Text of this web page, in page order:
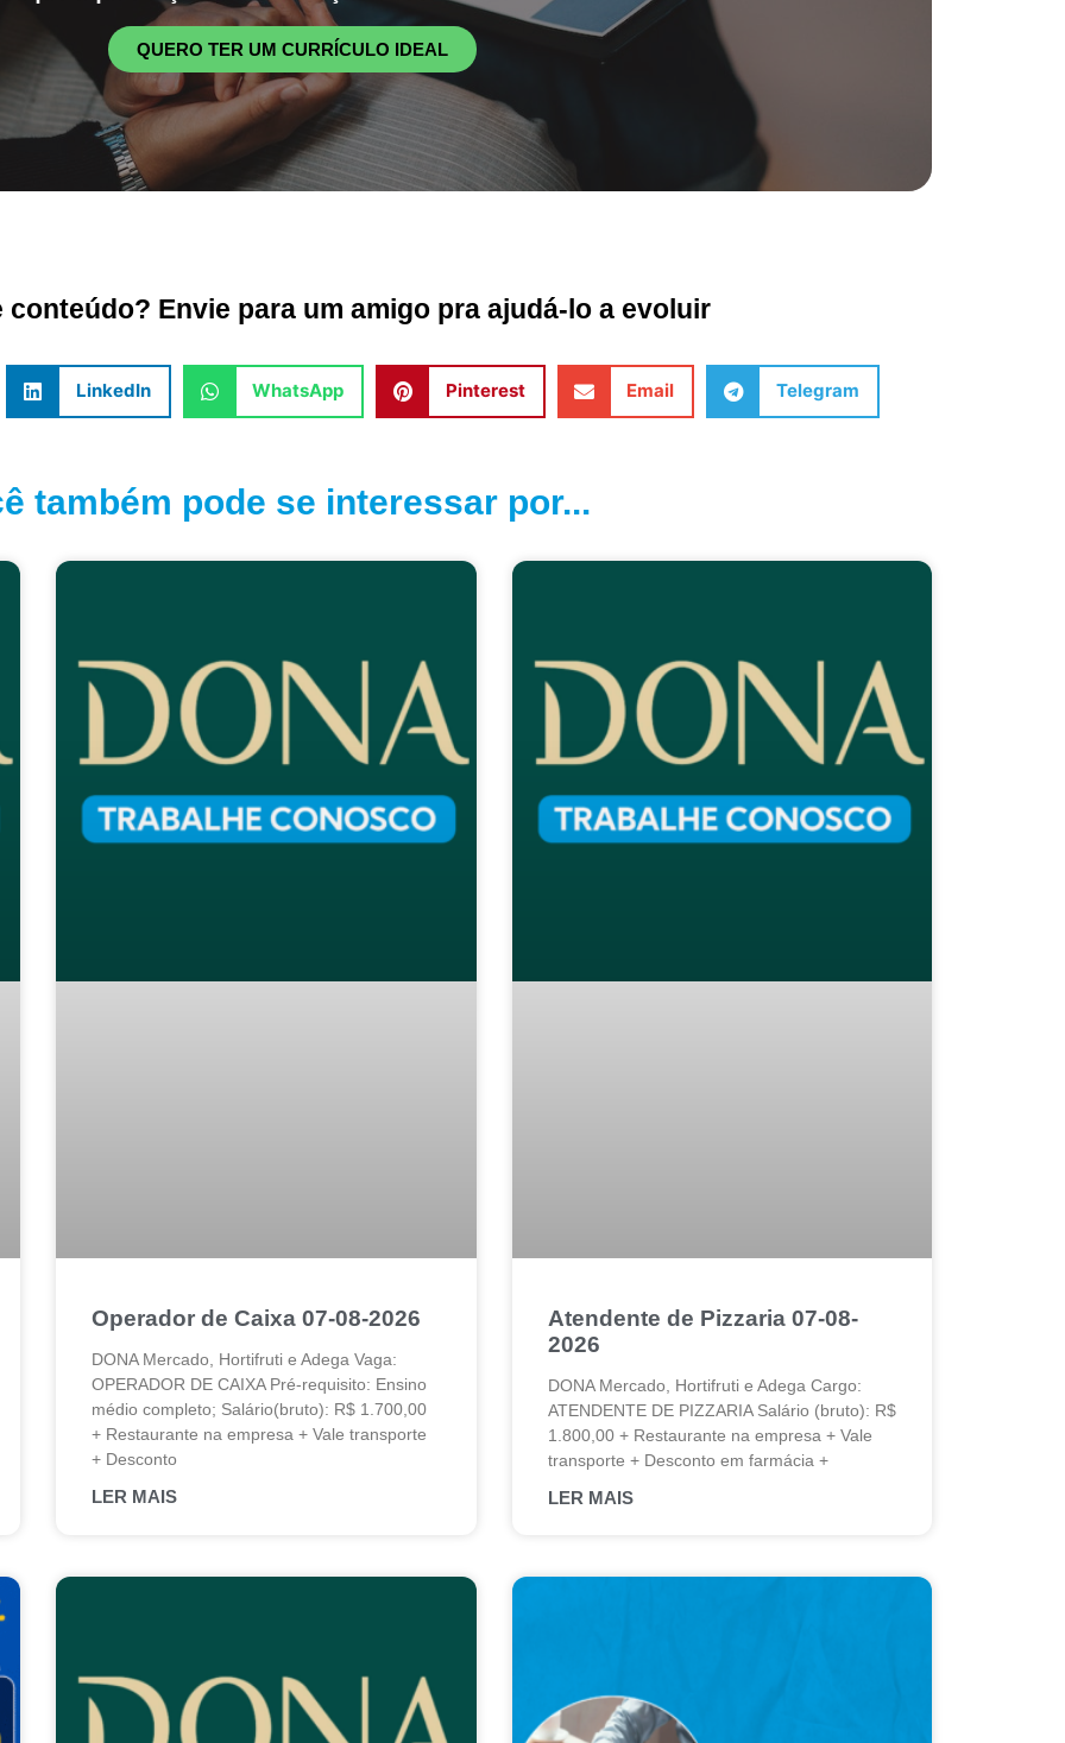
QUERO TER UM CURRÍCULO IDEAL
conteúdo? Envie para um amigo pra ajudá-lo a evoluir
LinkedIn WhatsApp Pinterest Email Telegram
também pode se interessar por...
Operador de Caixa 07-08-2026
DONA Mercado, Hortifruti e Adega Vaga:
OPERADOR DE CAIXA Pré-requisito: Ensino
médio completo; Salário(bruto): R$ 1.700,00
+ Restaurante na empresa + Vale transporte
+ Desconto
LER MAIS
Atendente de Pizzaria 07-08-
2026
DONA Mercado, Hortifruti e Adega Cargo:
ATENDENTE DE PIZZARIA Salário (bruto): R$
1.800,00 + Restaurante na empresa + Vale
transporte + Desconto em farmácia +
LER MAIS